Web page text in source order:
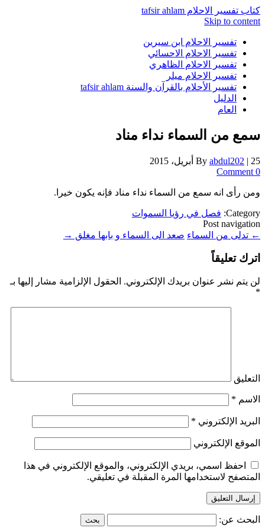
كتاب تفسير الاحلام tafsir ahlam
Skip to content
تفسير الاحلام ابن سيرين
تفسير الاحلام الاحسائي
تفسير الاحلام الظاهري
تفسير الاحلام ميلر
تفسير الأحلام بالقرآن والسنة tafsir ahlam
الدليل
العام
سمع من السماء نداء مناد
By abdul202 | 25 أبريل، 2015
0 Comment
ومن رأى انه سمع من السماء نداء مناد فإنه يكون خيرا.
Category: فصل في رؤيا السموات
Post navigation
← تدلى من السماء صعد الى السماء و بابها مغلق →
اترك تعليقاً
لن يتم نشر عنوان بريدك الإلكتروني. الحقول الإلزامية مشار إليها بـ
*
التعليق
الاسم *
البريد الإلكتروني *
الموقع الإلكتروني
احفظ اسمي، بريدي الإلكتروني، والموقع الإلكتروني في هذا
المتصفح لاستخدامها المرة المقبلة في تعليقي.
البحث عن: